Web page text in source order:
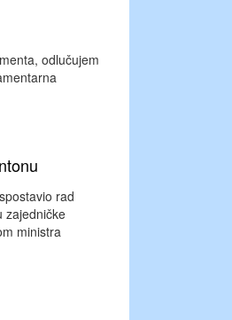
odlučujem
rad
zajedničke
ministra